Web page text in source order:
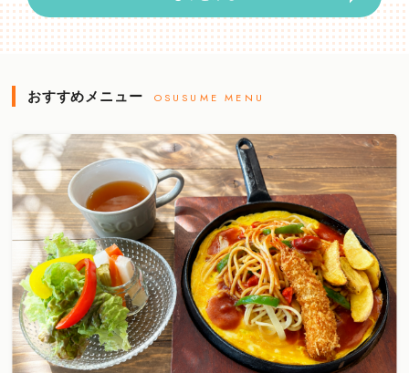
おすすめメニュー OSUSUME MENU